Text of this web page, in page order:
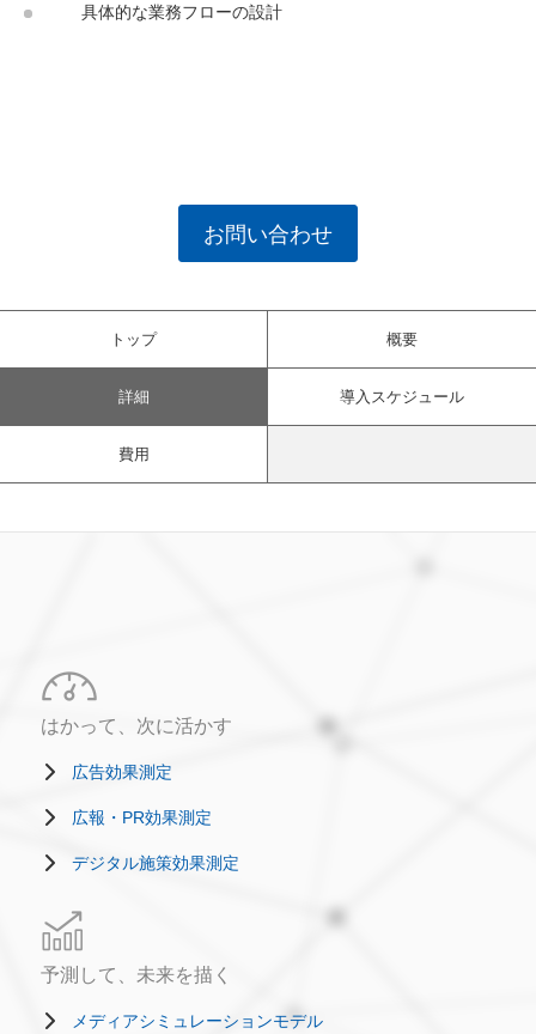
具体的な業務フローの設計
お問い合わせ
トップ 概要
詳細 導入スケジュール
費用
はかって、次に活かす
広告効果測定
広報・PR効果測定
デジタル施策効果測定
予測して、未来を描く
メディアシミュレーションモデル